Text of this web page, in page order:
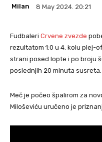
Milan 8 May 2024. 20:21
Fudbaleri Crvene zvezde
rezultatom 1:0 u 4. kolu plej-
strani posed lopte i po broju
poslednjih 20 minuta susreta.
Meč je počeo špalirom za
Miloševiću uručeno je